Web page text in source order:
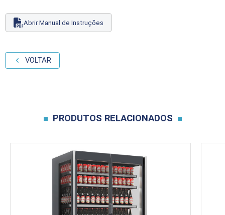
Abrir Manual de Instruções
VOLTAR
PRODUTOS RELACIONADOS